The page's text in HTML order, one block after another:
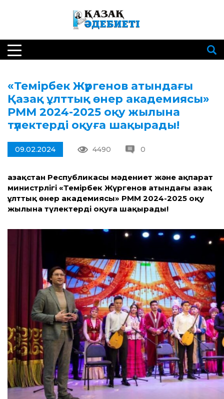
«Темірбек Жүргенов атындағы
Қазақ ұлттық өнер академиясы»
РММ 2024-2025 оқу жылына
түлектерді оқуға шақырады!
09.02.2024 4490 0
Қазақстан Республикасы мәдениет және ақпарат
министрлігі «Темірбек Жүргенов атындағы Қазақ
ұлттық өнер академиясы» РММ 2024-2025 оқу
жылына түлектерді оқуға шақырады!